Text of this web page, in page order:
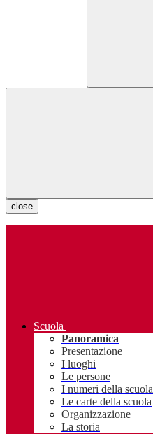
close
Scuola
Panoramica
Presentazione
I luoghi
Le persone
I numeri della scuola
Le carte della scuola
Organizzazione
La storia